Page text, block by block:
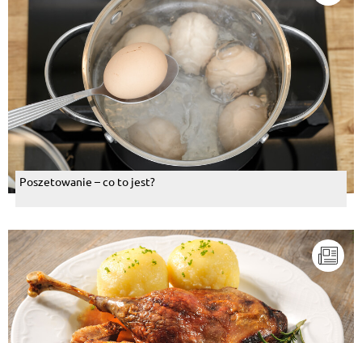
Poszetowanie – co to jest?